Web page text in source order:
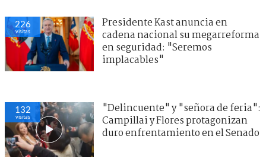
226
visitas
Presidente Kast anuncia en
cadena nacional su megarreforma
en seguridad: "Seremos
implacables"
132
visitas
"Delincuente" y "señora de feria":
Campillai y Flores protagonizan
duro enfrentamiento en el Senado